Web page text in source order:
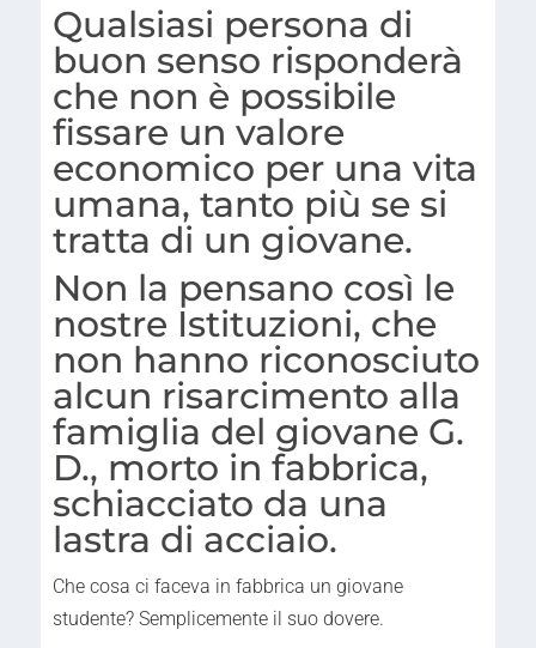
Qualsiasi persona di
buon senso risponderà
che non è possibile
fissare un valore
economico per una vita
umana, tanto più se si
tratta di un giovane.
Non la pensano così le
nostre Istituzioni, che
non hanno riconosciuto
alcun risarcimento alla
famiglia del giovane G.
D., morto in fabbrica,
schiacciato da una
lastra di acciaio.
Che cosa ci faceva in fabbrica un giovane
studente? Semplicemente il suo dovere.